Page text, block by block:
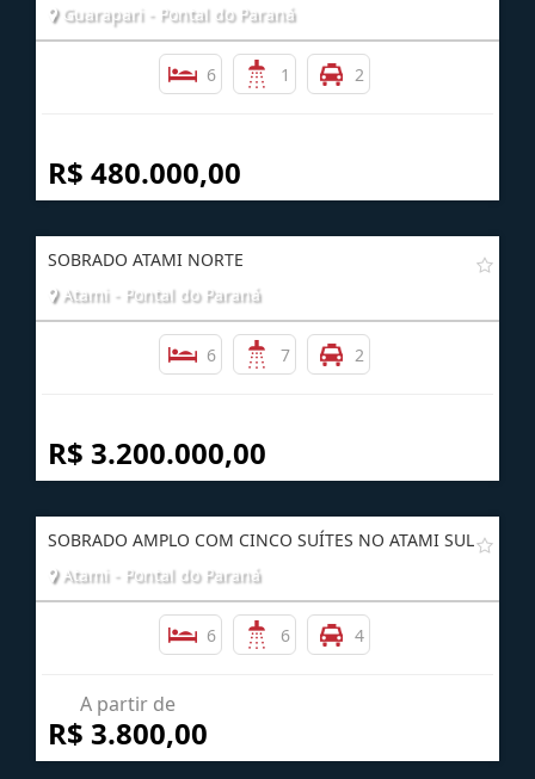
Guarapari - Pontal do Paraná
6 1 2
R$ 480.000,00
SOBRADO ATAMI NORTE
Atami - Pontal do Paraná
6 7 2
R$ 3.200.000,00
SOBRADO AMPLO COM CINCO SUÍTES NO ATAMI SUL
Atami - Pontal do Paraná
6 6 4
A partir de
R$ 3.800,00